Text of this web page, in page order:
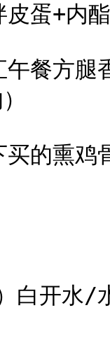
蛋+内
餐方腿
的熏鸡
白开水/